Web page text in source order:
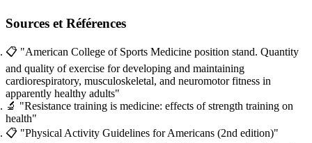
Sources et Références
📋 "American College of Sports Medicine position stand. Quantity
and quality of exercise for developing and maintaining
cardiorespiratory, musculoskeletal, and neuromotor fitness in
apparently healthy adults"
🔬 "Resistance training is medicine: effects of strength training on
health"
📋 "Physical Activity Guidelines for Americans (2nd edition)"